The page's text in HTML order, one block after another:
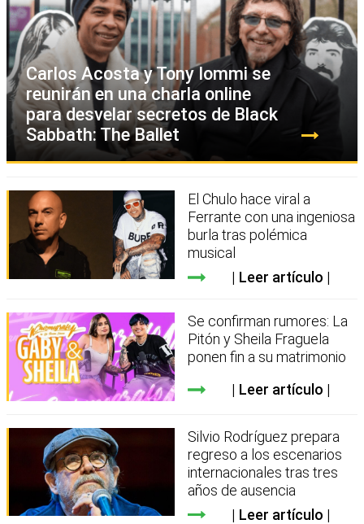
Carlos Acosta y Tony Iommi se
reunirán en una charla online
para desvelar secretos de Black
Sabbath: The Ballet
El Chulo hace viral a
Ferrante con una ingeniosa
burla tras polémica
musical
Leer artículo
Se confirman rumores: La
Pitón y Sheila Fraguela
ponen fin a su matrimonio
Leer artículo
Silvio Rodríguez prepara
regreso a los escenarios
internacionales tras tres
años de ausencia
Leer artículo